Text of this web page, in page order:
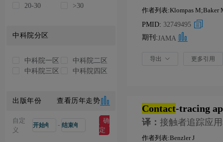
20-30
>30
中科院分区
中科院一区
中科院三区
中科院二区
中科院四区
出版年份 查看历年走势
自定
义
-
确
定
作者列表:Klompas M;Baker
PMID: 32749495
期刊:JAMA
导出 更多引用
Contact-tracing
译： 接触者追踪应
作者列表:Benzler J